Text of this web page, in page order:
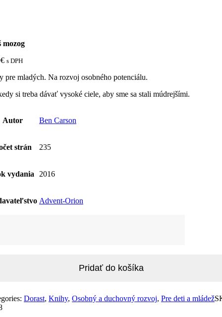
mozog
€ s DPH
pre mladých. Na rozvoj osobného potenciálu.
si treba dávať vysoké ciele, aby sme sa stali múdrejšími.
Autor Ben Carson
strán 235
vydania 2016
Advent-Orion
Pridať do košíka
Dorast, Knihy, Osobný a duchovný rozvoj, Pre deti a mládež